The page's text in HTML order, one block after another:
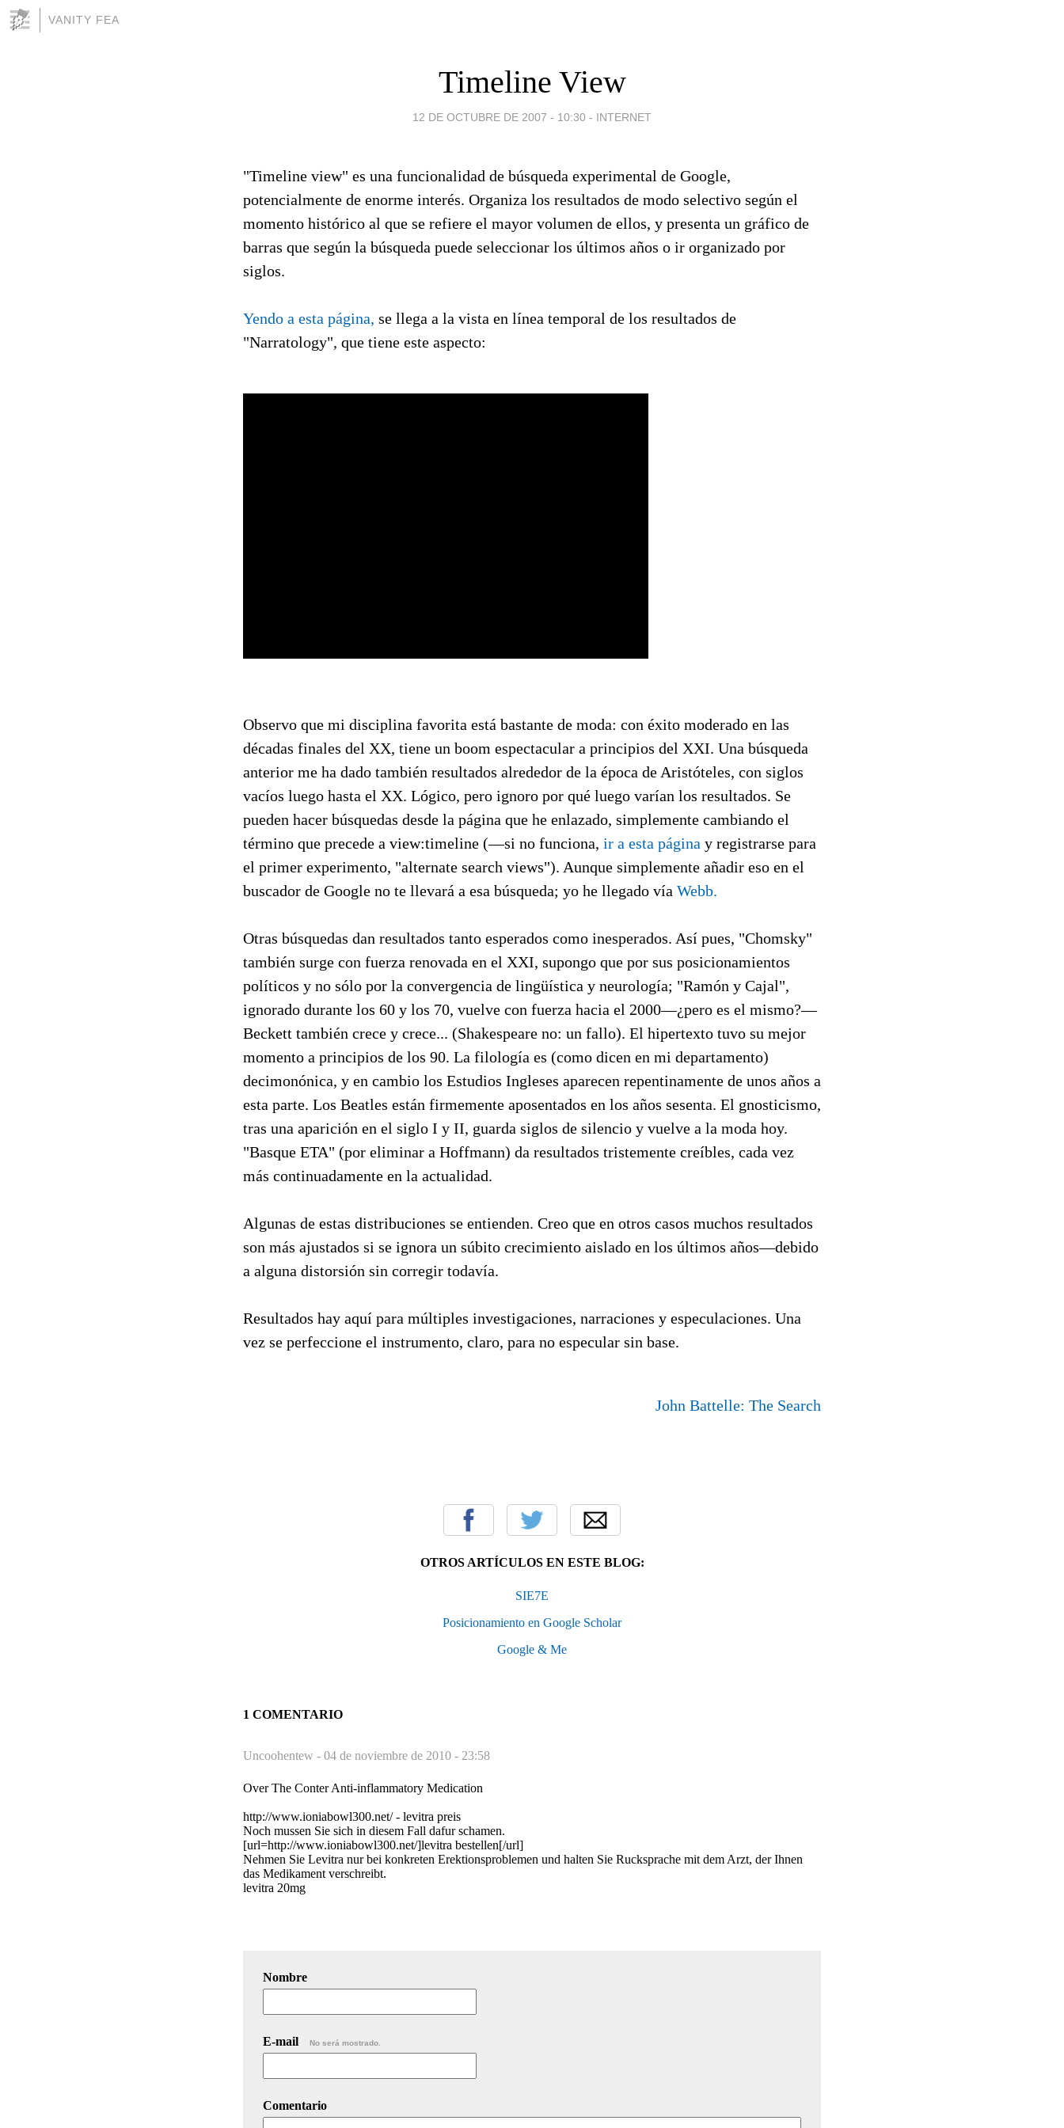
VANITY FEA
Timeline View
12 DE OCTUBRE DE 2007 - 10:30 - INTERNET
"Timeline view" es una funcionalidad de búsqueda experimental de Google,
potencialmente de enorme interés. Organiza los resultados de modo selectivo según el
momento histórico al que se refiere el mayor volumen de ellos, y presenta un gráfico de
barras que según la búsqueda puede seleccionar los últimos años o ir organizado por
siglos.
Yendo a esta página, se llega a la vista en línea temporal de los resultados de
"Narratology", que tiene este aspecto:
Observo que mi disciplina favorita está bastante de moda: con éxito moderado en las
décadas finales del XX, tiene un boom espectacular a principios del XXI. Una búsqueda
anterior me ha dado también resultados alrededor de la época de Aristóteles, con siglos
vacíos luego hasta el XX. Lógico, pero ignoro por qué luego varían los resultados. Se
pueden hacer búsquedas desde la página que he enlazado, simplemente cambiando el
término que precede a view:timeline (—si no funciona, ir a esta página y registrarse para
el primer experimento, "alternate search views"). Aunque simplemente añadir eso en el
buscador de Google no te llevará a esa búsqueda; yo he llegado vía Webb.
Otras búsquedas dan resultados tanto esperados como inesperados. Así pues, "Chomsky"
también surge con fuerza renovada en el XXI, supongo que por sus posicionamientos
políticos y no sólo por la convergencia de lingüística y neurología; "Ramón y Cajal",
ignorado durante los 60 y los 70, vuelve con fuerza hacia el 2000—¿pero es el mismo?—
Beckett también crece y crece... (Shakespeare no: un fallo). El hipertexto tuvo su mejor
momento a principios de los 90. La filología es (como dicen en mi departamento)
decimonónica, y en cambio los Estudios Ingleses aparecen repentinamente de unos años a
esta parte. Los Beatles están firmemente aposentados en los años sesenta. El gnosticismo,
tras una aparición en el siglo I y II, guarda siglos de silencio y vuelve a la moda hoy.
"Basque ETA" (por eliminar a Hoffmann) da resultados tristemente creíbles, cada vez
más continuadamente en la actualidad.
Algunas de estas distribuciones se entienden. Creo que en otros casos muchos resultados
son más ajustados si se ignora un súbito crecimiento aislado en los últimos años—debido
a alguna distorsión sin corregir todavía.
Resultados hay aquí para múltiples investigaciones, narraciones y especulaciones. Una
vez se perfeccione el instrumento, claro, para no especular sin base.
John Battelle: The Search
OTROS ARTÍCULOS EN ESTE BLOG:
SIE7E
Posicionamiento en Google Scholar
Google & Me
1 COMENTARIO
Uncoohentew - 04 de noviembre de 2010 - 23:58
Over The Conter Anti-inflammatory Medication
http://www.ioniabowl300.net/ - levitra preis
Noch mussen Sie sich in diesem Fall dafur schamen.
[url=http://www.ioniabowl300.net/]levitra bestellen[/url]
Nehmen Sie Levitra nur bei konkreten Erektionsproblemen und halten Sie Rucksprache mit dem Arzt, der Ihnen
das Medikament verschreibt.
levitra 20mg
Nombre
E-mail No será mostrado.
Comentario